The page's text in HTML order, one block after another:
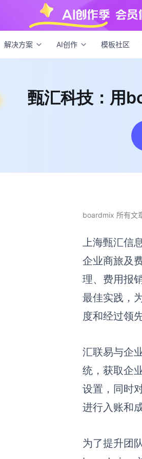
解决方案 AI创作 模板社区
甄汇科技：用
甄汇科技：用
boardmix 所有文
上海甄汇信
企业商旅及
理、费用报
最佳实践，
度和经过领
汇联易与企
统，获取企
设置，同时
进行入账和
为了提升团